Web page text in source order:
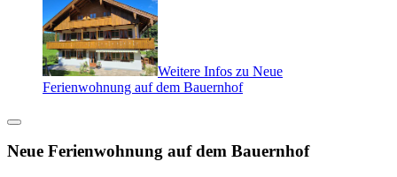
Weitere Infos zu Neue
Ferienwohnung auf dem Bauernhof
Neue Ferienwohnung auf dem Bauernhof